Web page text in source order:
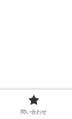
問い合わせ